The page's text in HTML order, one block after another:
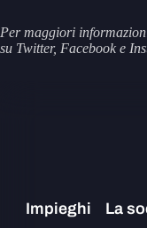
Per maggiori
su Twitter, Facebook e